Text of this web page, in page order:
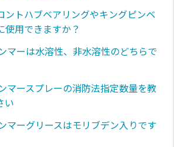
ントハブベアリングやキングピンベ
使用できますか？
マーは水溶性、非水溶性のどちらで
マースプレーの消防法指定数量を教
い
マーグリースはモリブデン入りです